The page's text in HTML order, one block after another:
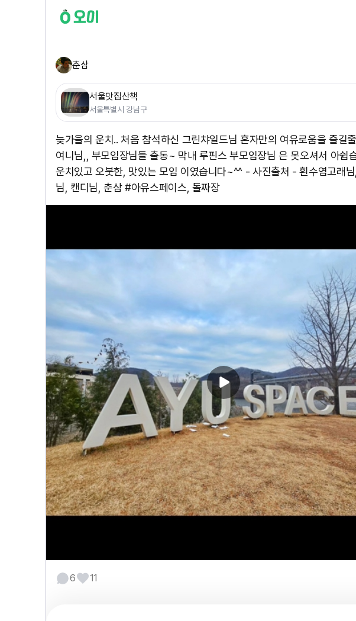
춘삼
서울맛집산책
서울특별시 강남구
늦가을의 운치.. 처음 참석하신 그린챠일드님 혼자만의 여유로움을 즐길
여니님,, 부모임장님들 출동~ 막내 루핀스 부모임장님 은 못오셔서 아쉽
운치있고 오붓한, 맛있는 모임 이였습니다~^^ - 사진출처 - 흰수염고래
님, 캔디님, 춘삼 #아유스페이스, 돌짜장 ​
6 11